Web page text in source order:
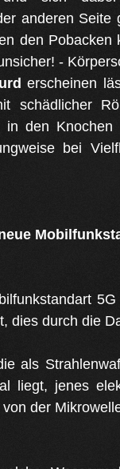
anderen
den Pobacken
-
erscheinen
schädlicher
in den
bei
dies durch die
als
liegt, jenes
der